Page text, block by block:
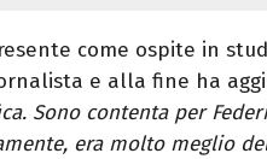
come ospite in
e alla fine ha
Sono contenta per
era molto meglio